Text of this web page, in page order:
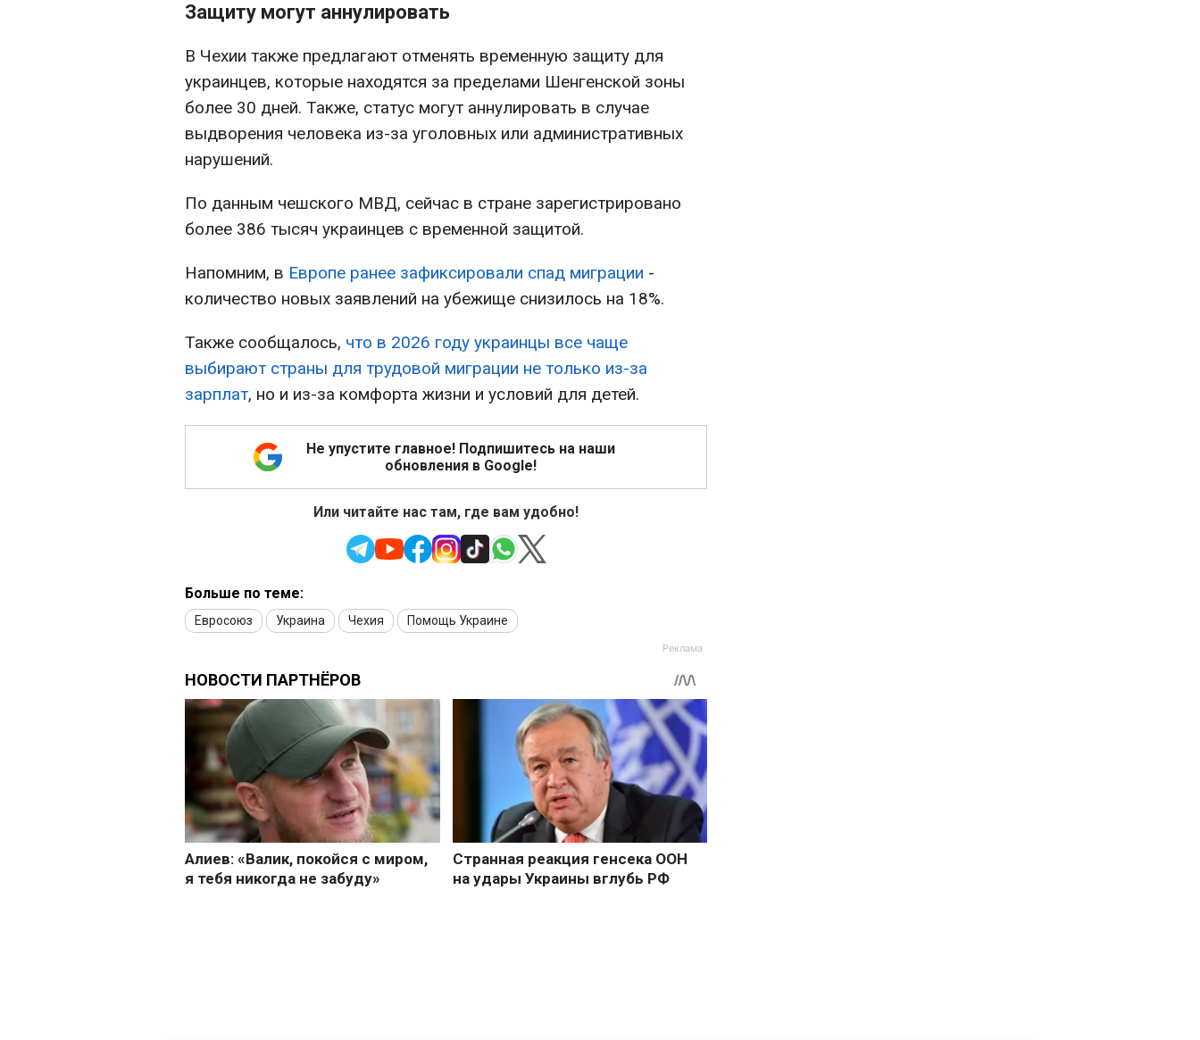
Защиту могут аннулировать
В Чехии также предлагают отменять временную защиту для
украинцев, которые находятся за пределами Шенгенской зоны
более 30 дней. Также, статус могут аннулировать в случае
выдворения человека из-за уголовных или административных
нарушений.
По данным чешского МВД, сейчас в стране зарегистрировано
более 386 тысяч украинцев с временной защитой.
Напомним, в Европе ранее зафиксировали спад миграции -
количество новых заявлений на убежище снизилось на 18%.
Также сообщалось, что в 2026 году украинцы все чаще
выбирают страны для трудовой миграции не только из-за
зарплат, но и из-за комфорта жизни и условий для детей.
Не упустите главное! Подпишитесь на наши
обновления в Google!
Или читайте нас там, где вам удобно!
Больше по теме:
Евросоюз Украина Чехия Помощь Украине